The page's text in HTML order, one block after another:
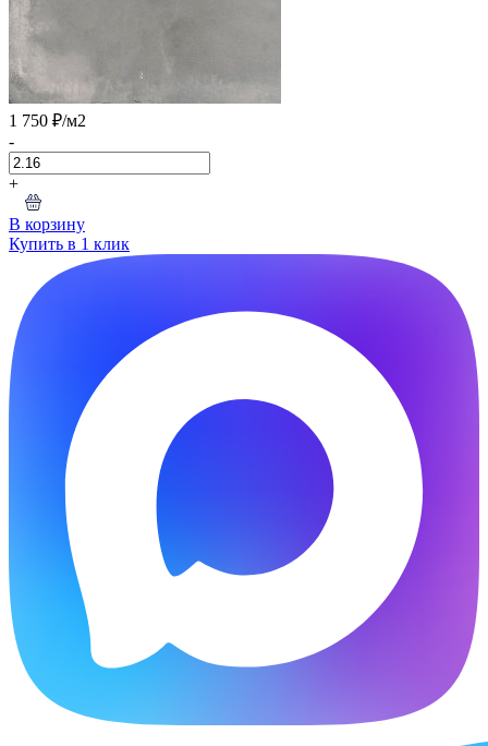
1 750 ₽/м2
-
+
В корзину
Купить в 1 клик